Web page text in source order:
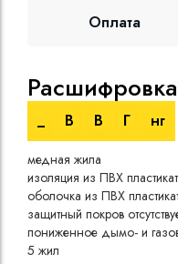
Оплата
Расшифровка
В В Г нг
медная жила
изоляция из ПВХ
оболочка из ПВХ
защитный покров
пониженное дымо- и
5 жил